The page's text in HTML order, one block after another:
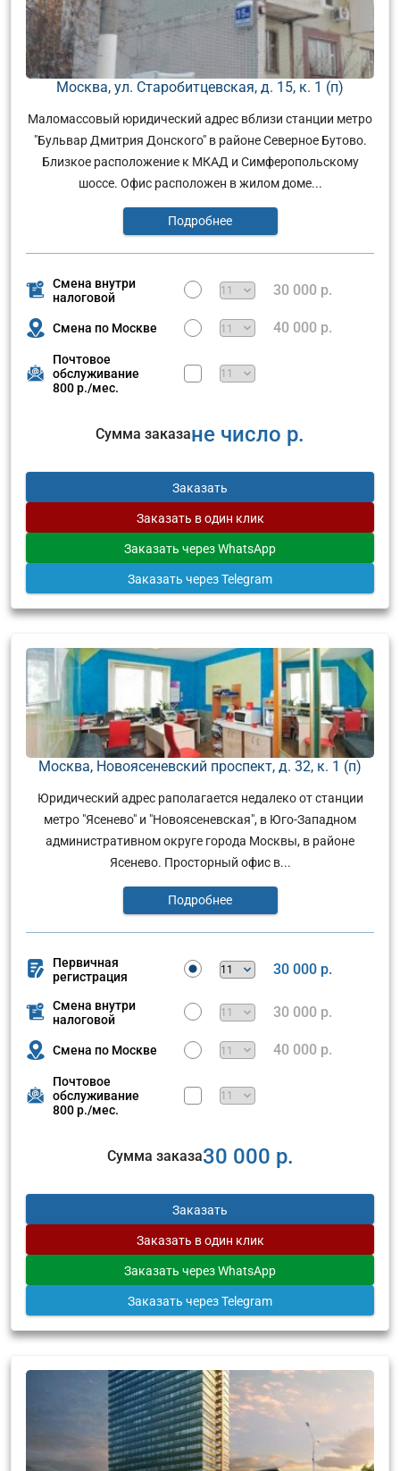
Москва, ул. Старобитцевская, д. 15, к. 1 (п)
Маломассовый юридический адрес вблизи станции метро
"Бульвар Дмитрия Донского" в районе Северное Бутово.
Близкое расположение к МКАД и Симферопольскому
шоссе. Офис расположен в жилом доме...
Подробнее
Смена внутри
налоговой
30 000 р.
Смена по Москве 40 000 р.
Почтовое
обслуживание
800 р./мес.
Сумма заказане число р.
Заказать
Заказать в один клик
Заказать через WhatsApp
Заказать через Telegram
Москва, Новоясеневский проспект, д. 32, к. 1 (п)
Юридический адрес раполагается недалеко от станции
метро "Ясенево" и "Новоясеневская", в Юго-Западном
административном округе города Москвы, в районе
Ясенево. Просторный офис в...
Подробнее
Первичная
регистрация
30 000 р.
Смена внутри
налоговой
30 000 р.
Смена по Москве 40 000 р.
Почтовое
обслуживание
800 р./мес.
Сумма заказа30 000 р.
Заказать
Заказать в один клик
Заказать через WhatsApp
Заказать через Telegram